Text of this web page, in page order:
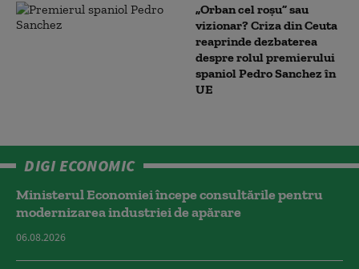
„Orban cel roșu” sau
vizionar? Criza din Ceuta
reaprinde dezbaterea
despre rolul premierului
spaniol Pedro Sanchez în
UE
DIGI ECONOMIC
Ministerul Economiei începe consultările pentru
modernizarea industriei de apărare
06.08.2026